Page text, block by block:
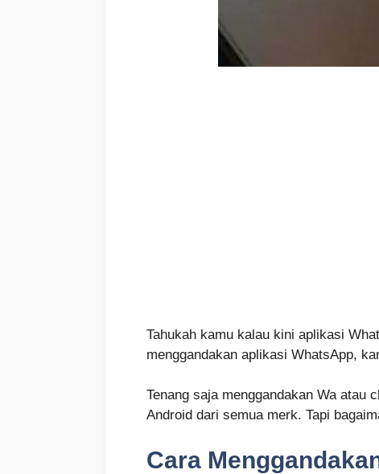
Tahukah kamu kalau kini aplikasi
menggandakan aplikasi WhatsApp,
Tenang saja menggandakan Wa atau
Android dari semua merk. Tapi
Cara